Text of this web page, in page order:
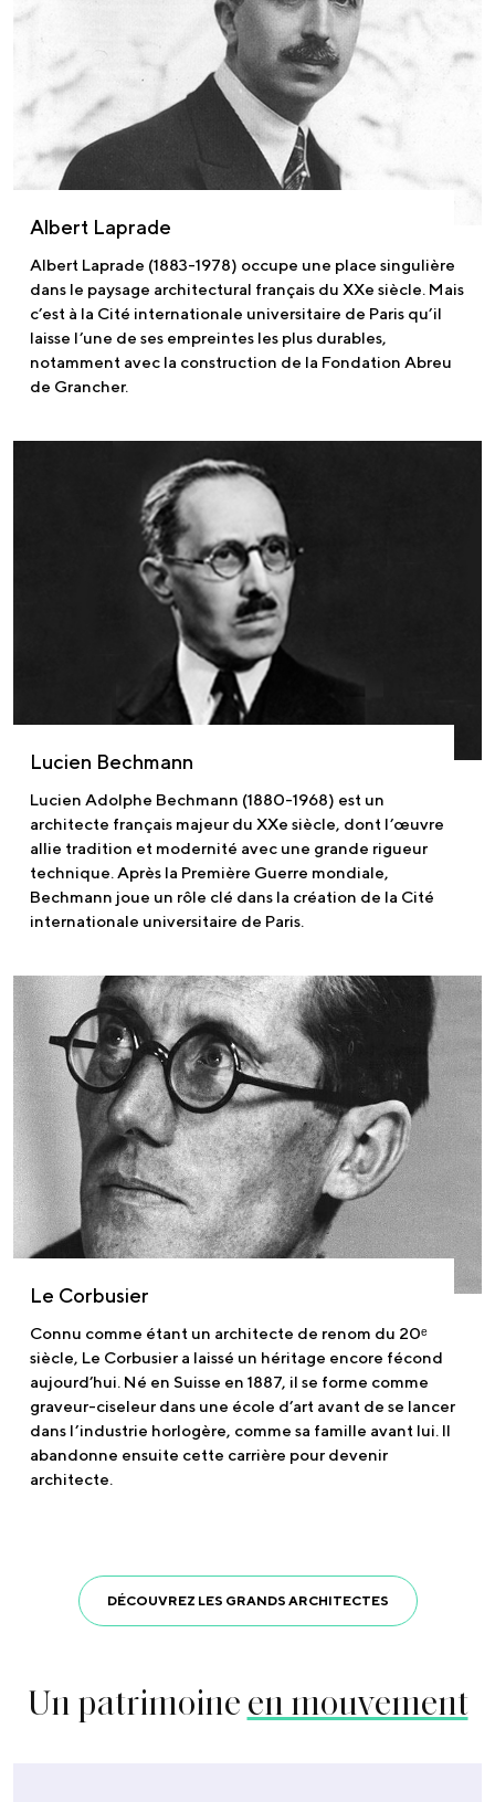
Albert Laprade
Albert Laprade (1883-1978) occupe une place singulière
dans le paysage architectural français du XXe siècle. Mais
c’est à la Cité internationale universitaire de Paris qu’il
laisse l’une de ses empreintes les plus durables,
notamment avec la construction de la Fondation Abreu
de Grancher.
Lucien Bechmann
Lucien Adolphe Bechmann (1880-1968) est un
architecte français majeur du XXe siècle, dont l’œuvre
allie tradition et modernité avec une grande rigueur
technique. Après la Première Guerre mondiale,
Bechmann joue un rôle clé dans la création de la Cité
internationale universitaire de Paris.
Le Corbusier
Connu comme étant un architecte de renom du 20ᵉ
siècle, Le Corbusier a laissé un héritage encore fécond
aujourd’hui. Né en Suisse en 1887, il se forme comme
graveur-ciseleur dans une école d’art avant de se lancer
dans l’industrie horlogère, comme sa famille avant lui. Il
abandonne ensuite cette carrière pour devenir
architecte.
DÉCOUVREZ LES GRANDS ARCHITECTES
Un patrimoineen mouvement